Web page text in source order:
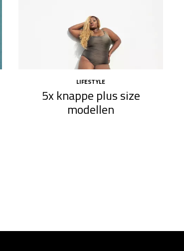
LIFESTYLE
5x knappe plus size
modellen​